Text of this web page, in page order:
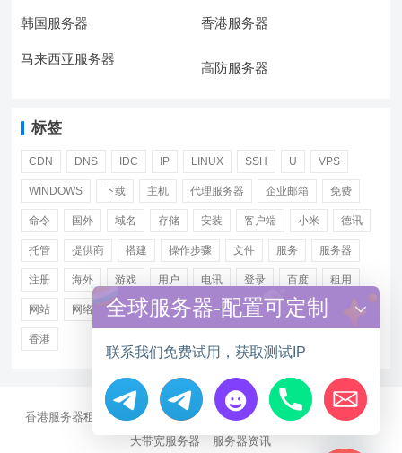
韩国服务器 香港服务器
马来西亚服务器
高防服务器
标签
CDN DNS IDC IP LINUX SSH U VPS
WINDOWS 下载 主机 代理服务器 企业邮箱 免费
命令 国外 域名 存储 安装 客户端 小米 德讯
托管 提供商 搭建 操作步骤 文件 服务 服务器
注册 海外 游戏 用户 电讯 登录 百度 租用
网站 网络 腾讯 虚拟主机 证书 配置 阿里
香港
香港服务器租用 海外CN2服务器 站群多IP服务器
海外云服务器
大带宽服务器
服务器资讯
Hide chaty
全球服务器-配置可定制
联系我们免费试用，获取测试IP